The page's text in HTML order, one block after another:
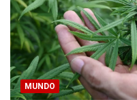
MUNDO